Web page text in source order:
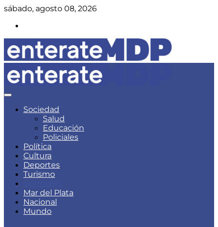
Skip
content
sábado, agosto 08, 2026
Enterate Mar del Plata
Noticias de Mar del Plata
Sociedad
Salud
Educación
Policiales
Política
Cultura
Deportes
Turismo
Mar del Plata
Nacional
Mundo